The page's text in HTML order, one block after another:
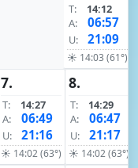
T:
14:12
A:
06:57
U: 21:09
☀ 14:03 (61°)
7.
T:
14:27
A:
06:49
U: 21:16
☀ 14:02 (63°)
8.
T:
14:29
A:
06:47
U: 21:17
☀ 14:02 (63°)